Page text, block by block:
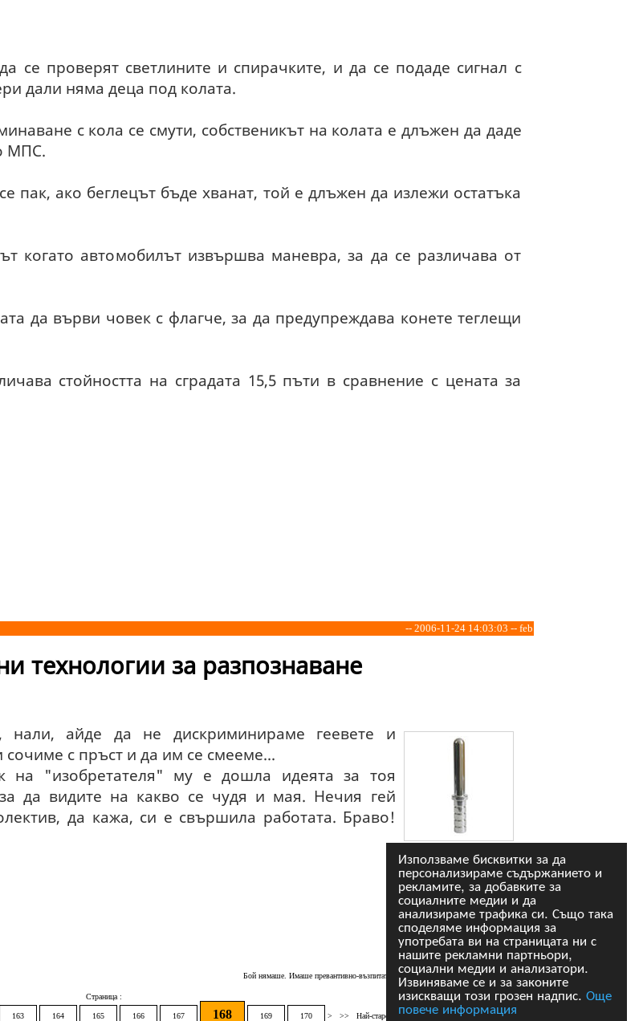
Използваме бисквитки за да
персонализираме съдържанието и
рекламите, за добавките за
социалните медии и да
анализираме трафика си. Също така
споделяме информация за
употребата ви на страницата ни с
нашите рекламни партньори,
социални медии и анализатори.
Извиняваме се и за законите
изискващи този грозен надпис. Още
повече информация
се проверят светлините и спирачките, и да се подаде сигнал с
дали няма деца под колата.
с кола се смути, собственикът на колата е длъжен да даде
МПС.
пак, ако беглецът бъде хванат, той е длъжен да излежи остатъка
когато автомобилът извършва маневра, за да се различава от
да върви човек с флагче, за да предупреждава конете теглещи
стойността на сградата 15,5 пъти в сравнение с цената за
-- 2006-11-24 14:03:03 -- feb
технологии за разпознаване
нали, айде да не дискриминираме геевете и
сочиме с пръст и да им се смееме...
на "изобретателя" му е дошла идеята за тоя
да видите на какво се чудя и мая. Нечия гей
да кажа, си е свършила работата. Браво!
Източник : krivil
Бой нямаше. Имаше превантивно-възпитателна дейност, извършена с голяма динамика
---- naso
Страница :
163 164 165 166 167 168 169 170 > >> Най-старо